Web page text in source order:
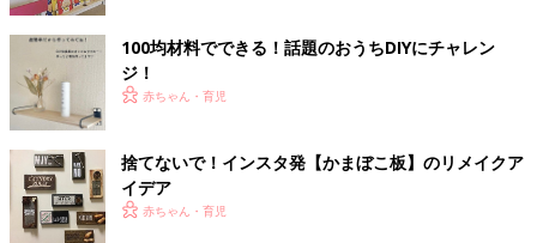
Yuta Kurodaさん(@kuroda24)がシェアした投稿
100均材料でできる！話題のおうちDIYにチャレン
ジ！
赤ちゃん・育児
捨てないで！インスタ発【かまぼこ板】のリメイクア
イデア
赤ちゃん・育児